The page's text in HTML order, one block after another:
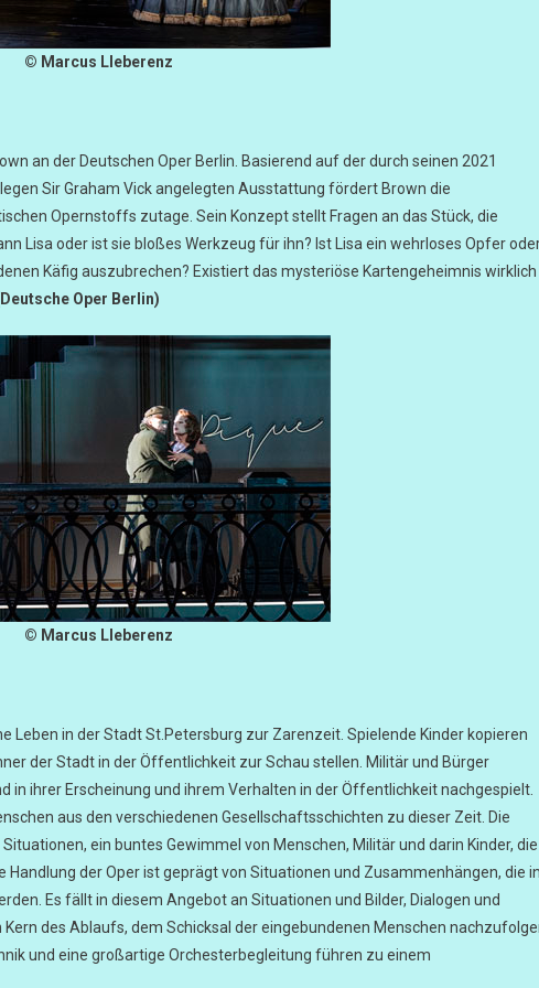
© Marcus LIeberenz
an der Deutschen Oper Berlin. Basierend auf der durch seinen 2021
Sir Graham Vick angelegten Ausstattung fördert Brown die
Opernstoffs zutage. Sein Konzept stellt Fragen an das Stück, die
Lisa oder ist sie bloßes Werkzeug für ihn? Ist Lisa ein wehrloses Opfer
Käfig auszubrechen? Existiert das mysteriöse Kartengeheimnis wirklich
Oper Berlin)
© Marcus LIeberenz
Leben in der Stadt St.Petersburg zur Zarenzeit. Spielende Kinder kopieren
der Stadt in der Öffentlichkeit zur Schau stellen. Militär und Bürger
in ihrer Erscheinung und ihrem Verhalten in der Öffentlichkeit nachgespielt.
aus den verschiedenen Gesellschaftsschichten zu dieser Zeit. Die
ein buntes Gewimmel von Menschen, Militär und darin Kinder, die
Handlung der Oper ist geprägt von Situationen und Zusammenhängen, die
Es fällt in diesem Angebot an Situationen und Bilder, Dialogen und
des Ablaufs, dem Schicksal der eingebundenen Menschen
und eine großartige Orchesterbegleitung führen zu einem